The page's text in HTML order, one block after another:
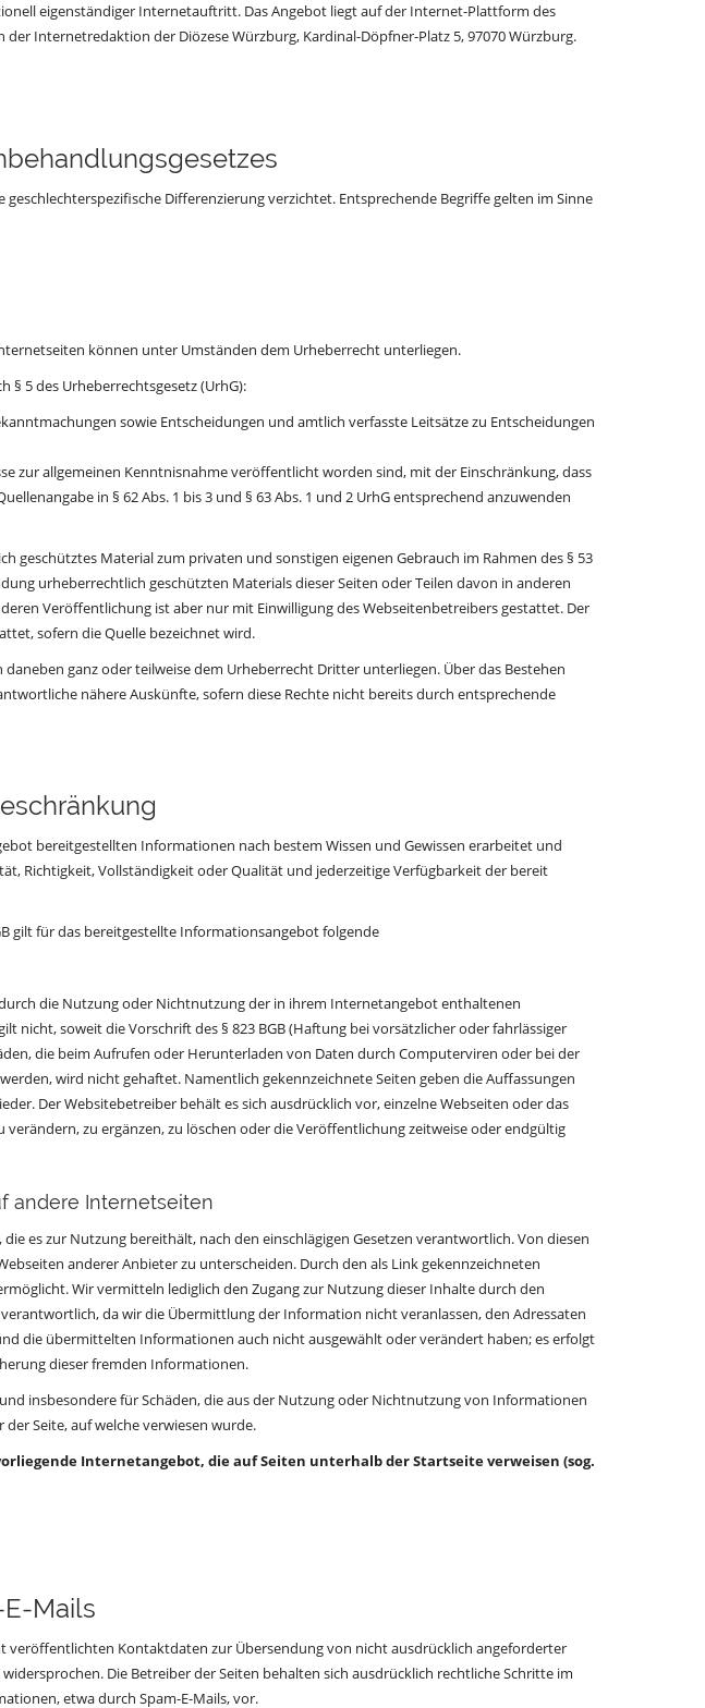
eigenständiger Internetauftritt. Das Angebot liegt auf der Internet-Plattform des
Internetredaktion der Diözese Würzburg, Kardinal-Döpfner-Platz 5, 97070 Würzburg.
Differenzierung verzichtet. Entsprechende Begriffe gelten im Sinne
können unter Umständen dem Urheberrecht unterliegen.
§ 5 des Urheberrechtsgesetz (UrhG):
sowie Entscheidungen und amtlich verfasste Leitsätze zu Entscheidungen
zur allgemeinen Kenntnisnahme veröffentlicht worden sind, mit der Einschränkung, dass
in § 62 Abs. 1 bis 3 und § 63 Abs. 1 und 2 UrhG entsprechend anzuwenden
geschütztes Material zum privaten und sonstigen eigenen Gebrauch im Rahmen des § 53
urheberrechtlich geschützten Materials dieser Seiten oder Teilen davon in anderen
Veröffentlichung ist aber nur mit Einwilligung des Webseitenbetreibers gestattet. Der
sofern die Quelle bezeichnet wird.
ganz oder teilweise dem Urheberrecht Dritter unterliegen. Über das Bestehen
nähere Auskünfte, sofern diese Rechte nicht bereits durch entsprechende
bereitgestellten Informationen nach bestem Wissen und Gewissen erarbeitet und
Richtigkeit, Vollständigkeit oder Qualität und jederzeitige Verfügbarkeit der bereit
gilt für das bereitgestellte Informationsangebot folgende
die Nutzung oder Nichtnutzung der in ihrem Internetangebot enthaltenen
nicht, soweit die Vorschrift des § 823 BGB (Haftung bei vorsätzlicher oder fahrlässiger
die beim Aufrufen oder Herunterladen von Daten durch Computerviren oder bei der
wird nicht gehaftet. Namentlich gekennzeichnete Seiten geben die Auffassungen
Der Websitebetreiber behält es sich ausdrücklich vor, einzelne Webseiten oder das
zu ergänzen, zu löschen oder die Veröffentlichung zeitweise oder endgültig
andere Internetseiten
es zur Nutzung bereithält, nach den einschlägigen Gesetzen verantwortlich. Von diesen
anderer Anbieter zu unterscheiden. Durch den als Link gekennzeichneten
Wir vermitteln lediglich den Zugang zur Nutzung dieser Inhalte durch den
da wir die Übermittlung der Information nicht veranlassen, den Adressaten
die übermittelten Informationen auch nicht ausgewählt oder verändert haben; es erfolgt
dieser fremden Informationen.
insbesondere für Schäden, die aus der Nutzung oder Nichtnutzung von Informationen
Seite, auf welche verwiesen wurde.
Internetangebot, die auf Seiten unterhalb der Startseite verweisen (sog.
Mails
veröffentlichten Kontaktdaten zur Übersendung von nicht ausdrücklich angeforderter
Die Betreiber der Seiten behalten sich ausdrücklich rechtliche Schritte im
etwa durch Spam-E-Mails, vor.